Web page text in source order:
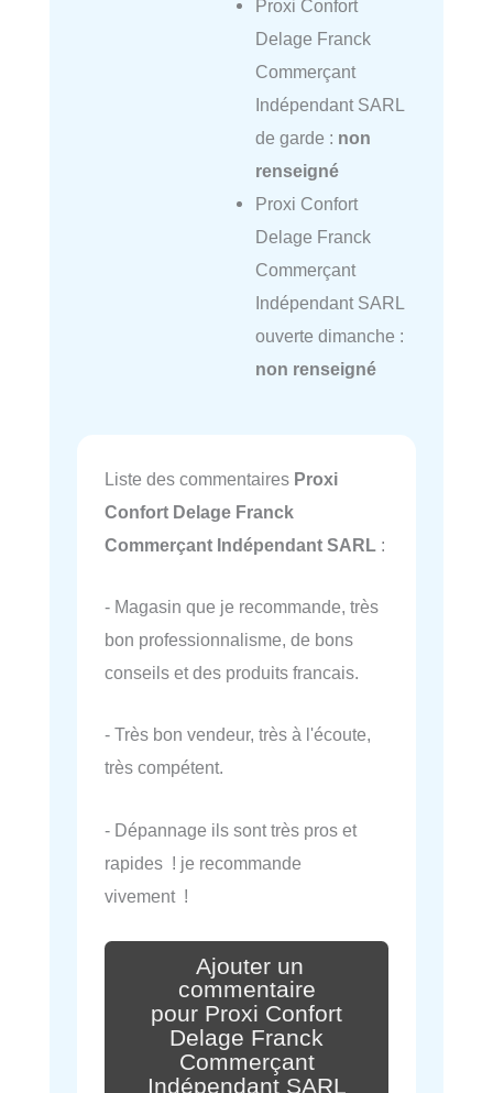
Proxi Confort
Delage Franck
Commerçant
Indépendant SARL
de garde : non
renseigné
Proxi Confort
Delage Franck
Commerçant
Indépendant SARL
ouverte dimanche :
non renseigné
Liste des commentaires Proxi
Confort Delage Franck
Commerçant Indépendant SARL :
- Magasin que je recommande, très
bon professionnalisme, de bons
conseils et des produits francais.
- Très bon vendeur, très à l'écoute,
très compétent.
- Dépannage ils sont très pros et
rapides ! je recommande
vivement !
Ajouter un
commentaire
pour Proxi Confort
Delage Franck
Commerçant
Indépendant SARL